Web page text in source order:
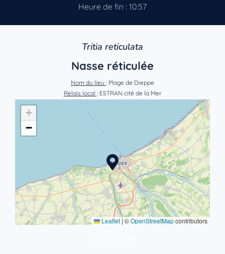
Heure de fin : 10:57
Tritia reticulata
Nasse réticulée
Nom du lieu : Plage de Dieppe
Relais local : ESTRAN cité de la Mer
+
−
Leaflet | ©OpenStreetMapcontributors